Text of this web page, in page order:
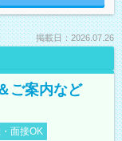
掲載日：2026.07.26
ご案内など
面接OK